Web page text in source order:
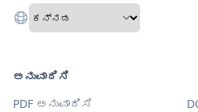
ಅನುವಾದಿಸಿ
PDF ಅನುವಾದಿಸಿ